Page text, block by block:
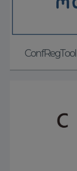
ConfRegTool